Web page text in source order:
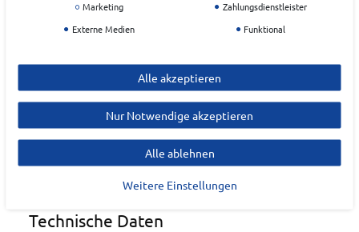
72459Albstadt
info@schneider-sportswear.de
Technische Daten
Marketing
Zahlungsdienstleister
Externe Medien
Funktional
Alle akzeptieren
Nur Notwendige akzeptieren
Alle ablehnen
Weitere Einstellungen